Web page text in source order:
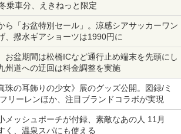
乗車分、えきねっと限定
ら「お盆特別セール」。涼感シアサッカーワン
、撥水ギアショーツは1990円に
お盆期間は松橋ICなど通行止め端末を先頭にし
州道への迂回は料金調整を実施
珠の耳飾りの少女》展のグッズ公開。図録/ミ
リーレンほか、注目ブランドコラボが実現
メッシュポーチが付録、素敵なあの人 11月
く、温泉スパにも使える